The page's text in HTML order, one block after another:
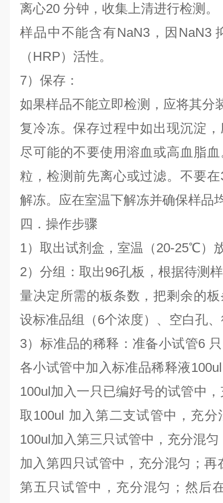
离心20 分钟，收集上清进行检测。
样品中不能含有NaN3，因NaN3
（HRP）活性。
7）保存：
如果样品不能立即检测，应将其
复冷冻。保存过程中如出现沉淀
尽可能的不要使用溶血或高血脂
粒，检测前先离心或过滤。不要
解冻。应在室温下解冻并确保样品
四．操作步骤
1）取出试剂盒，室温（20-25℃）
2）分组：取出96孔板，根据待测
量决定所需的板条数，把剩余的
设标准品组（6个浓度）、空白孔
3）标准品的稀释：准备小试管6
各小试管中加入标准品稀释液
100ul加入一只已编好号的试管中
取100ul 加入第二支试管中，充
100ul加入第三只试管中，充分混
加入第四只试管中，充分混匀；再
第五只试管中，充分混匀；然后